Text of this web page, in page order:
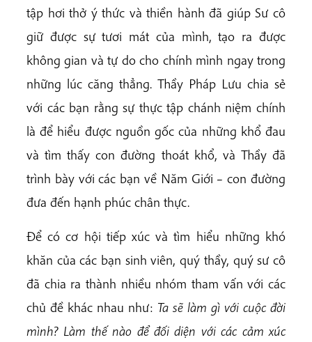
tập hơi thở ý thức và thiền hành đã giúp Sư cô
giữ được sự tươi mát của mình, tạo ra được
không gian và tự do cho chính mình ngay trong
những lúc căng thẳng. Thầy Pháp Lưu chia sẻ
với các bạn rằng sự thực tập chánh niệm chính
là để hiểu được nguồn gốc của những khổ đau
và tìm thấy con đường thoát khổ, và Thầy đã
trình bày với các bạn về Năm Giới – con đường
đưa đến hạnh phúc chân thực.
Để có cơ hội tiếp xúc và tìm hiểu những khó
khăn của các bạn sinh viên, quý thầy, quý sư cô
đã chia ra thành nhiều nhóm tham vấn với các
chủ đề khác nhau như: Ta sẽ làm gì với cuộc đời
mình? Làm thế nào để đối diện với các cảm xúc